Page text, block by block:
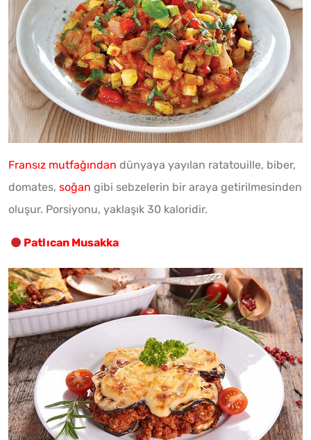
Fransız mutfağından dünyaya yayılan ratatouille, biber,
domates, soğan gibi sebzelerin bir araya getirilmesinden
oluşur. Porsiyonu, yaklaşık 30 kaloridir.
Patlıcan Musakka